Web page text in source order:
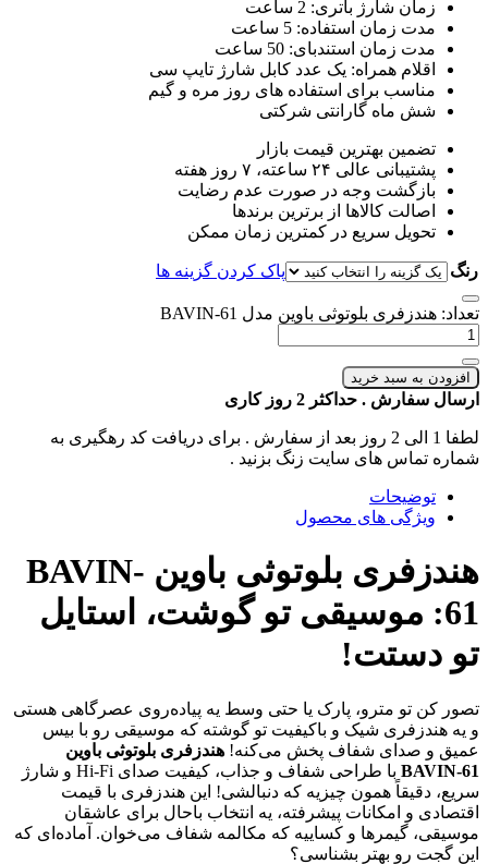
زمان شارژ باتری: 2 ساعت
مدت زمان استفاده: 5 ساعت
مدت زمان استندبای: 50 ساعت
اقلام همراه: یک عدد کابل شارژ تایپ سی
مناسب برای استفاده های روز مره و گیم
شش ماه گارانتی شرکتی
تضمین بهترین قیمت بازار
پشتیبانی عالی ۲۴ ساعته، ۷ روز هفته
بازگشت وجه در صورت عدم رضایت
اصالت کالاها از برترین برندها
تحویل سریع در کمترین زمان ممکن
رنگ پاک کردن گزینه ها
تعداد: هندزفری بلوتوثی باوین مدل BAVIN-61
افزودن به سبد خرید
ارسال سفارش . حداکثر 2 روز کاری
لطفا 1 الی 2 روز بعد از سفارش . برای دریافت کد رهگیری به
شماره تماس های سایت زنگ بزنید .
توضیحات
ویژگی های محصول
هندزفری بلوتوثی باوین BAVIN-
61: موسیقی تو گوشت، استایل
تو دستت!
تصور کن تو مترو، پارک یا حتی وسط یه پیاده‌روی عصرگاهی هستی
و یه هندزفری شیک و باکیفیت تو گوشته که موسیقی رو با بیس
عمیق و صدای شفاف پخش می‌کنه! هندزفری بلوتوثی باوین
BAVIN-61
با طراحی شفاف و جذاب، کیفیت صدای Hi-Fi و شارژ
سریع، دقیقاً همون چیزیه که دنبالشی! این هندزفری با قیمت
اقتصادی و امکانات پیشرفته، یه انتخاب باحال برای عاشقان
موسیقی، گیمرها و کساییه که مکالمه شفاف می‌خوان. آماده‌ای که
این گجت رو بهتر بشناسی؟